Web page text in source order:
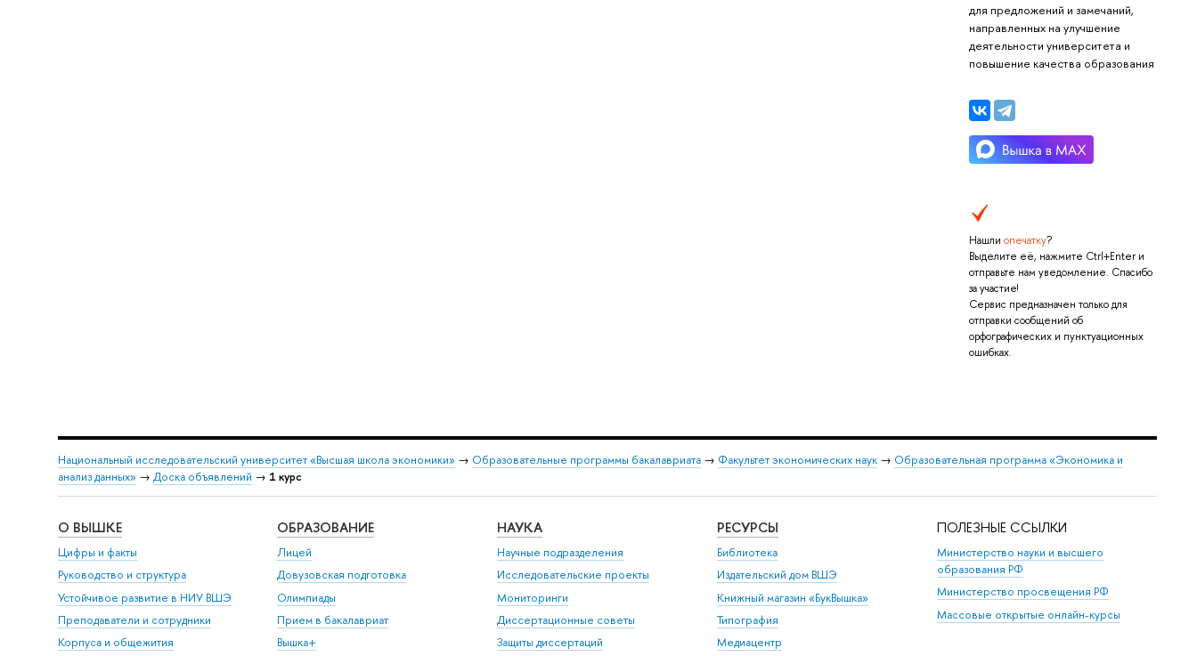
для предложений и замечаний,
направленных на улучшение
деятельности университета и
повышение качества образования
Нашли опечатку?
Выделите её, нажмите Ctrl+Enter и
отправьте нам уведомление. Спасибо
за участие!
Сервис предназначен только для
отправки сообщений об
орфографических и пунктуационных
ошибках.
Национальный исследовательский университет «Высшая школа экономики» → Образовательные программы бакалавриата→ Факультет экономических наук→ Образовательная программа «Экономика и
анализ данных» → Доска объявлений → 1 курс
О ВЫШКЕ
Цифры и факты
Руководство и структура
Устойчивое развитие в НИУ ВШЭ
Преподаватели и сотрудники
Корпуса и общежития
ОБРАЗОВАНИЕ
Лицей
Довузовская подготовка
Олимпиады
Прием в бакалавриат
Вышка+
НАУКА
Научные подразделения
Исследовательские проекты
Мониторинги
Диссертационные советы
Защиты диссертаций
РЕСУРСЫ
Библиотека
Издательский дом ВШЭ
Книжный магазин «БукВышка»
Типография
Медиацентр
ПОЛЕЗНЫЕ ССЫЛКИ
Министерство науки и высшего
образования РФ
Министерство просвещения РФ
Массовые открытые онлайн-курсы